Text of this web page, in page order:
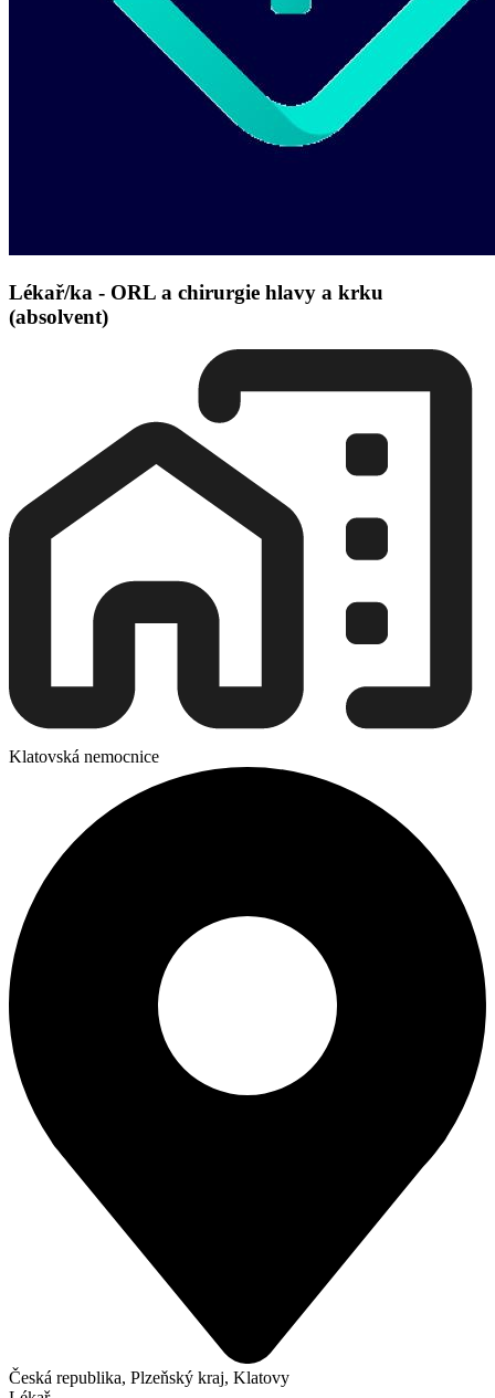
Lékař/ka - ORL a chirurgie hlavy a krku
(absolvent)
Klatovská nemocnice
Česká republika, Plzeňský kraj, Klatovy